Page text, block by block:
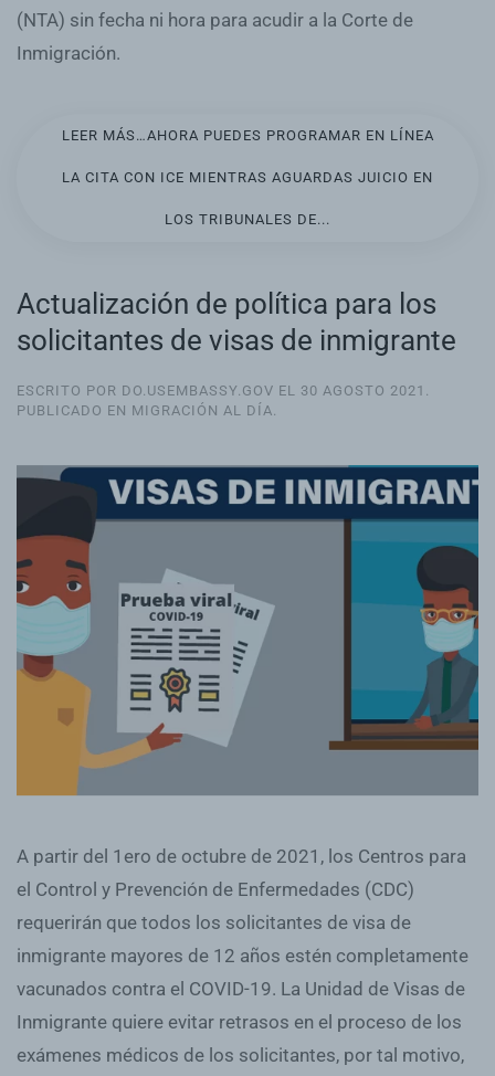
(NTA) sin fecha ni hora para acudir a la Corte de
Inmigración.
LEER MÁS…AHORA PUEDES PROGRAMAR EN LÍNEA
LA CITA CON ICE MIENTRAS AGUARDAS JUICIO EN
LOS TRIBUNALES DE...
Actualización de política para los
solicitantes de visas de inmigrante
ESCRITO POR DO.USEMBASSY.GOV EL 30 AGOSTO 2021 .
PUBLICADO EN MIGRACIÓN AL DÍA.
A partir del 1ero de octubre de 2021, los Centros para
el Control y Prevención de Enfermedades (CDC)
requerirán que todos los solicitantes de visa de
inmigrante mayores de 12 años estén completamente
vacunados contra el COVID-19. La Unidad de Visas de
Inmigrante quiere evitar retrasos en el proceso de los
exámenes médicos de los solicitantes, por tal motivo,